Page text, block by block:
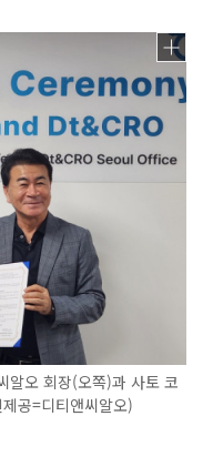
오 회장(오쪽)과 사토 코
공=디티앤씨알오)